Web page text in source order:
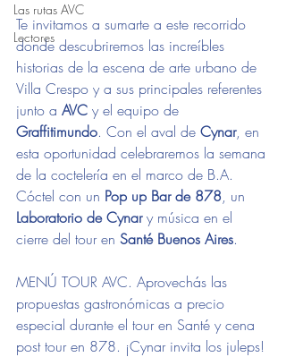
Las rutas AVC
Lectores
Te invitamos a sumarte a este recorrido
donde descubriremos las increíbles
historias de la escena de arte urbano de
Villa Crespo y a sus principales referentes
junto a AVC y el equipo de
Graffitimundo. Con el aval de Cynar, en
esta oportunidad celebraremos la semana
de la coctelería en el marco de B.A.
Cóctel con un Pop up Bar de 878, un
Laboratorio de Cynar y música en el
cierre del tour en Santé Buenos Aires.
MENÚ TOUR AVC. Aprovechás las
propuestas gastronómicas a precio
especial durante el tour en Santé y cena
post tour en 878. ¡Cynar invita los juleps!